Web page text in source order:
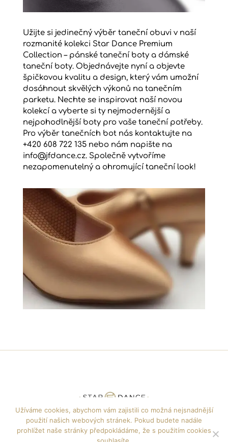
Užijte si jedinečný výběr taneční obuvi v naší
rozmanité kolekci Star Dance Premium
Collection – pánské taneční boty a dámské
taneční boty. Objednávejte nyní a objevte
špičkovou kvalitu a design, který vám umožní
dosáhnout skvělých výkonů na tanečním
parketu. Nechte se inspirovat naší novou
kolekcí a vyberte si ty nejmodernější a
nejpohodlnější boty pro vaše taneční potřeby.
Pro výběr tanečních bot nás kontaktujte na
+420 608 722 135 nebo nám napište na
info@jfdance.cz. Společně vytvoříme
nezapomenutelný a ohromující taneční look!
+420 608 722 135 info@jfdance.cz
Užíváme cookies, abychom vám zajistili co možná nejsnadnější
použití našich webových stránek. Pokud budete nadále
prohlížet naše stránky předpokládáme, že s použitím cookies